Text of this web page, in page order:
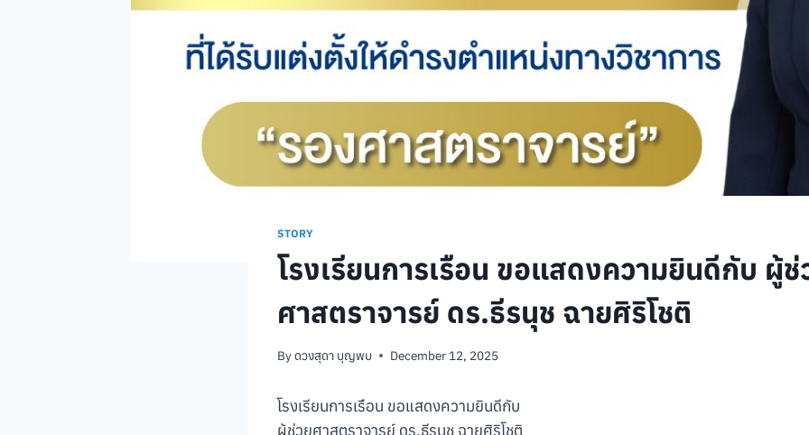
STORY
โรงเรียนการเรือน ขอแสดงความยินดีกับ ผู้ช่
ศาสตราจารย์ ดร.ธีรนุช ฉายศิริโชติ
Byดวงสุดา บุญพบ December 12, 2025
โรงเรียนการเรือน ขอแสดงความยินดีกับ
ผู้ช่วยศาสตราจารย์ ดร.ธีรนุช ฉายศิริโชติ